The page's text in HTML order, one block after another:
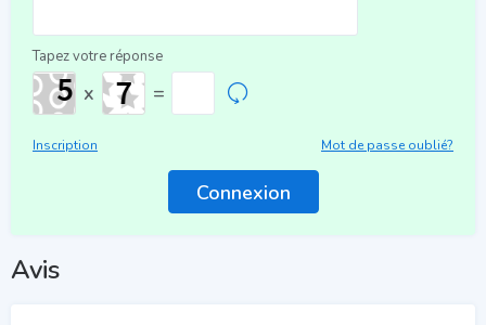
Tapez votre réponse
x =
Inscription Mot de passe oublié?
Avis